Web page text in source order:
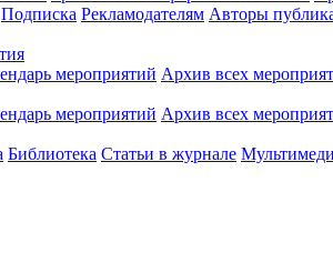
Подписка Рекламодателям Авторы
мероприятий Архив всех
мероприятий Архив всех
Библиотека Статьи в журнале